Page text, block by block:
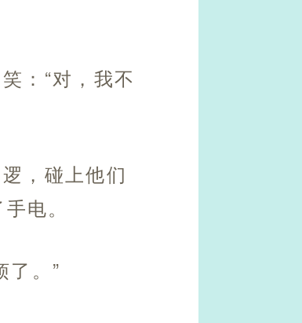
：“对，我不
，碰上他们
电。
了。”